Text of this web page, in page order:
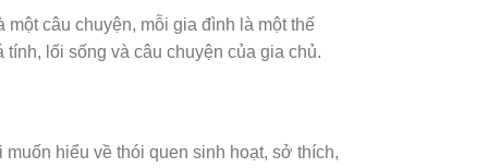
câu chuyện, mỗi gia đình là một thế
lối sống và câu chuyện của gia chủ.
hiểu về thói quen sinh hoạt, sở thích,